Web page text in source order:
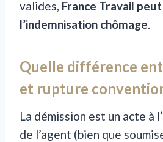
valides, France Travail
l’indemnisation chômage.
Quelle différence
et rupture
La démission est un acte à
de l’agent (bien que